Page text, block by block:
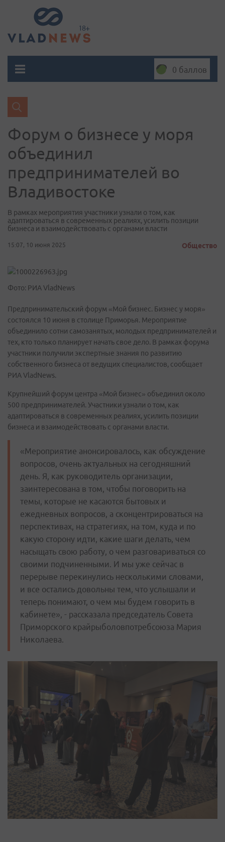
0 баллов
Форум о бизнесе у моря
объединил
предпринимателей во
Владивостоке
В рамках мероприятия участники узнали о том, как
адаптироваться в современных реалиях, усилить позиции
бизнеса и взаимодействовать с органами власти
15:07, 10 июня 2025 Общество
Фото: РИА VladNews
Предпринимательский форум «Мой бизнес. Бизнес у моря»
состоялся 10 июня в столице Приморья. Мероприятие
объединило сотни самозанятых, молодых предпринимателей и
тех, кто только планирует начать свое дело. В рамках форума
участники получили экспертные знания по развитию
собственного бизнеса от ведущих специалистов, сообщает
РИА VladNews.
Крупнейший форум центра «Мой бизнес» объединил около
500 предпринимателей. Участники узнали о том, как
адаптироваться в современных реалиях, усилить позиции
бизнеса и взаимодействовать с органами власти.
«Мероприятие анонсировалось, как обсуждение
вопросов, очень актуальных на сегодняшний
день. Я, как руководитель организации,
заинтересована в том, чтобы поговорить на
темы, которые не касаются бытовых и
ежедневных вопросов, а сконцентрироваться на
перспективах, на стратегиях, на том, куда и по
какую сторону идти, какие шаги делать, чем
насыщать свою работу, о чем разговариваться со
своими подчиненными. И мы уже сейчас в
перерыве перекинулись несколькими словами,
и все остались довольны тем, что услышали и
теперь понимают, о чем мы будем говорить в
кабинете», - рассказала председатель Совета
Приморского крайрыболовпотребсоюза Мария
Николаева.